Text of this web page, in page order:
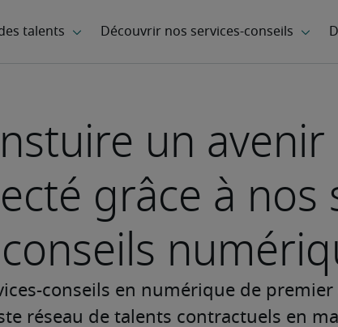
un
grâce à nos
conseils
conseils en numérique de
réseau de talents contractuels en